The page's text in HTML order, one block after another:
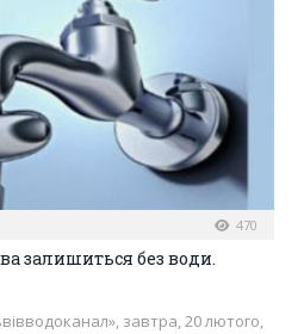
470
залишиться без води.
завтра, 20 лютого,